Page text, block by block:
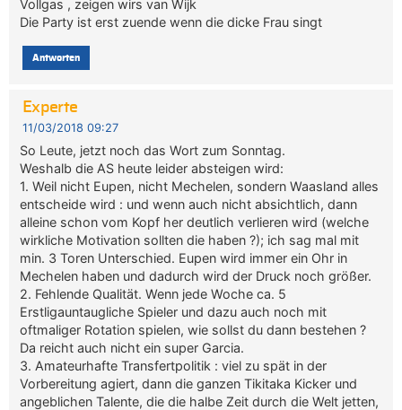
Vollgas , zeigen wirs van Wijk
Die Party ist erst zuende wenn die dicke Frau singt
Antworten
Experte
11/03/2018 09:27
So Leute, jetzt noch das Wort zum Sonntag.
Weshalb die AS heute leider absteigen wird:
1. Weil nicht Eupen, nicht Mechelen, sondern Waasland alles
entscheide wird : und wenn auch nicht absichtlich, dann
alleine schon vom Kopf her deutlich verlieren wird (welche
wirkliche Motivation sollten die haben ?); ich sag mal mit
min. 3 Toren Unterschied. Eupen wird immer ein Ohr in
Mechelen haben und dadurch wird der Druck noch größer.
2. Fehlende Qualität. Wenn jede Woche ca. 5
Erstligauntaugliche Spieler und dazu auch noch mit
oftmaliger Rotation spielen, wie sollst du dann bestehen ?
Da reicht auch nicht ein super Garcia.
3. Amateurhafte Transfertpolitik : viel zu spät in der
Vorbereitung agiert, dann die ganzen Tikitaka Kicker und
angeblichen Talente, die die halbe Zeit durch die Welt jetten,